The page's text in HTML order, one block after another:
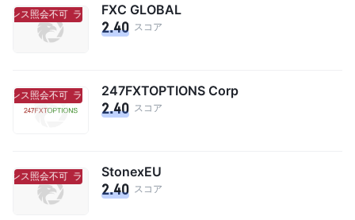
ンス照会不可 ライセンス照会不可
FXC GLOBAL
2.40 スコア
ンス照会不可 ライセンス照会不可
247FXTOPTIONS Corp
2.40 スコア
ンス照会不可 ライセンス照会不可
StonexEU
2.40 スコア